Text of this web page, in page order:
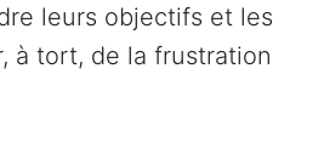
leurs objectifs et les
à tort, de la frustration